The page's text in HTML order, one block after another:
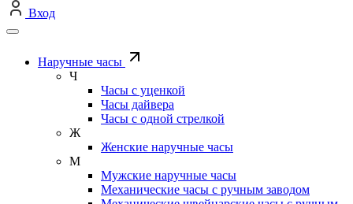
Вход
Наручные часы
Ч
Часы с уценкой
Часы дайвера
Часы с одной стрелкой
Ж
Женские наручные часы
М
Мужские наручные часы
Механические часы с ручным заводом